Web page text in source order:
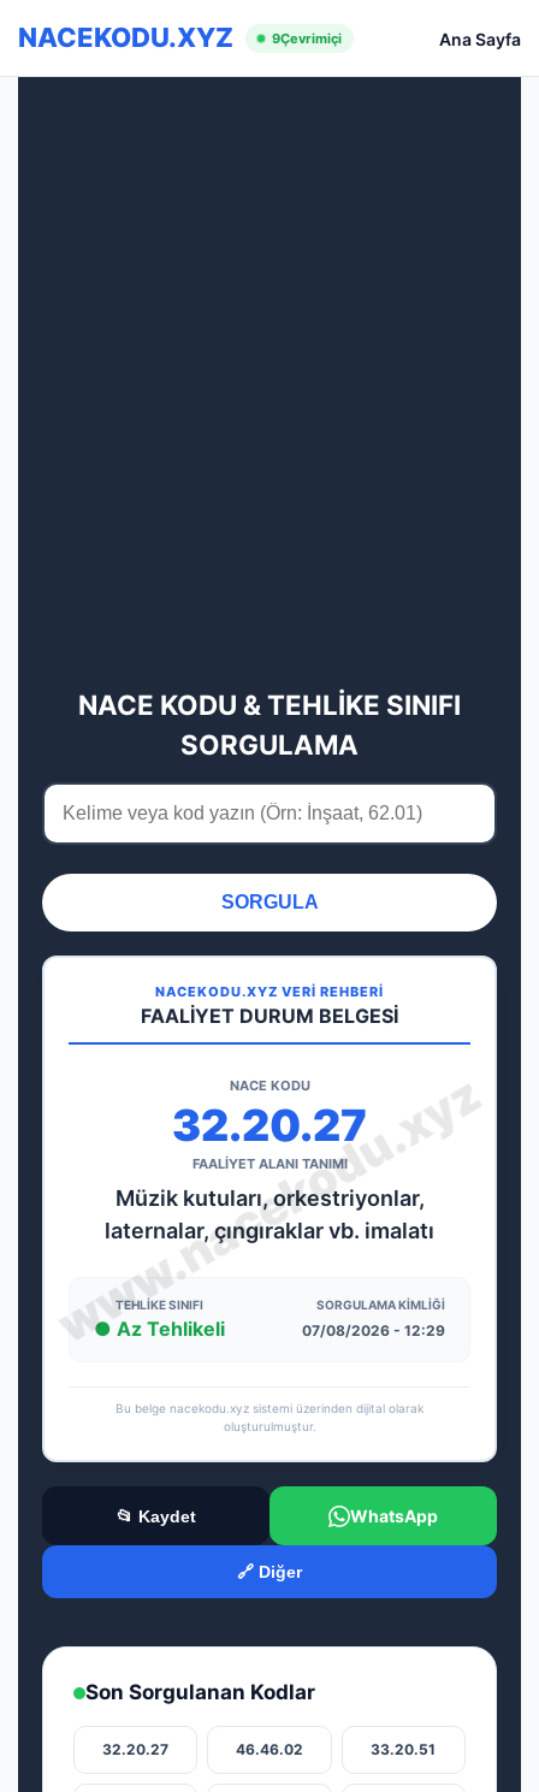
NACEKODU.XYZ 9Çevrimiçi Ana Sayfa
NACE KODU & TEHLİKE SINIFI
SORGULAMA
SORGULA
NACEKODU.XYZ VERİ REHBERİ
FAALİYET DURUM BELGESİ
NACE KODU
32.20.27
FAALİYET ALANI TANIMI
Müzik kutuları, orkestriyonlar,
laternalar, çıngıraklar vb. imalatı
TEHLIKE SINIFI
● Az Tehlikeli
SORGULAMA KIMLIĞI
07/08/2026 - 12:29
Bu belge nacekodu.xyz sistemi üzerinden dijital olarak
oluşturulmuştur.
📂 Kaydet WhatsApp
🔗 Diğer
Son Sorgulanan Kodlar
32.20.27 46.46.02 33.20.51